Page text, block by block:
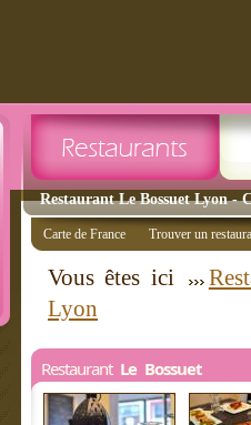
Restaurant Le Bossuet Lyon -
Carte de France Trouver un
Vous êtes ici
Lyon
Restaurant Le Bossuet